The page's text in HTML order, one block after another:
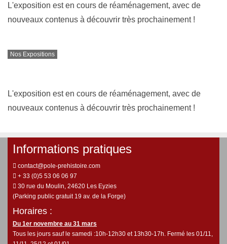
L'exposition est en cours de réaménagement, avec de
nouveaux contenus à découvrir très prochainement !
Nos Expositions
L'exposition est en cours de réaménagement, avec de
nouveaux contenus à découvrir très prochainement !
Informations pratiques
contact@pole-prehistoire.com
+ 33 (0)5 53 06 06 97
30 rue du Moulin, 24620 Les Eyzies
(Parking public gratuit 19 av. de la Forge)
Horaires :
Du 1er novembre au 31 mars
Tous les jours sauf le samedi :10h-12h30 et 13h30-17h. Fermé les 01/11,